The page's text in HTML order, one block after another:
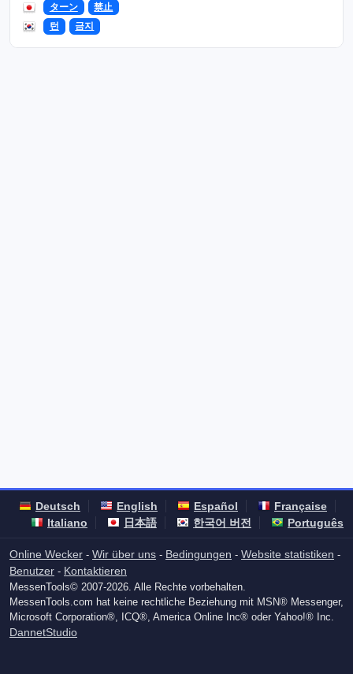
ターン
禁止
턴
금지
Deutsch English Español
Française
Italiano
日本語 한국어 버전 Português
Online Wecker - Wir über uns - Bedingungen - Website statistiken -
Benutzer - Kontaktieren
MessenTools© 2007-2026. Alle Rechte vorbehalten.
MessenTools.com hat keine rechtliche Beziehung mit MSN® Messenger,
Microsoft Corporation®, ICQ®, America Online Inc® oder Yahoo!® Inc.
DannetStudio